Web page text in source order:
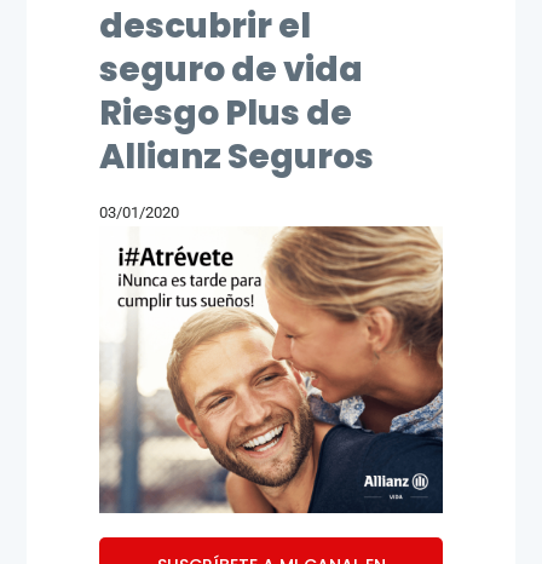
descubrir el
seguro de vida
Riesgo Plus de
Allianz Seguros
03/01/2020